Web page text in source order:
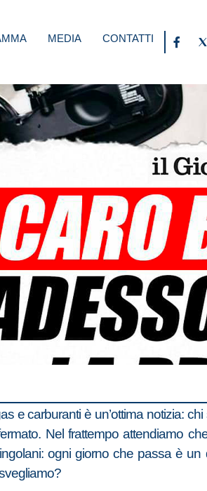
MEDIA CONTATTI
e carburanti è un’ottima notizia:
Nel frattempo attendiamo
ogni giorno che passa è